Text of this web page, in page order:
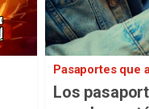
Pasaportes que
Los